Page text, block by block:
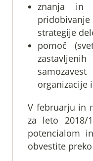
znanja in
strategije
pomoč
organizacije
V februarju in
za leto 2018/
potencialom
obvestite